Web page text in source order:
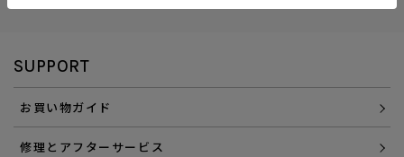
SUPPORT
お買い物ガイド
修理とアフターサービス